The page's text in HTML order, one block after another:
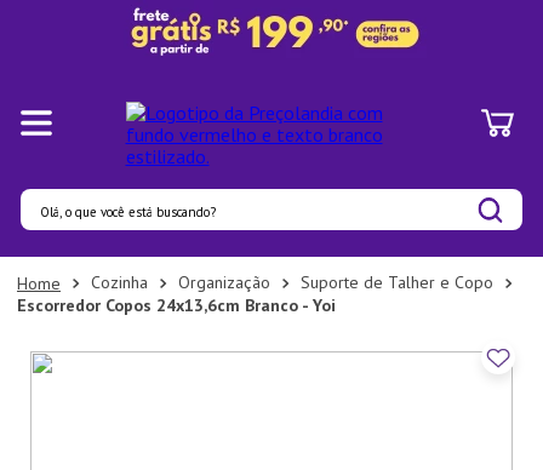
Olá, o que você está buscando?
Cozinha Organização
Suporte de Talher e Copo
Escorredor Copos 24x13,6cm Branco - Yoi
Termos mais buscados
1º
Pratos
2º
Panelas